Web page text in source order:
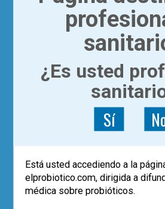
últimos años ha cobrado
humano y su relación
enfermedad
(figura 2)
en cuatro apartados:
autóctona: tu otro yo; hacia
y reconocimiento de
cómo y cuándo se
microbiota; y el
servicio de la medicina.
forma amena pero
numerosas figuras e
complementa con una
recomendadas en
¿Es usted
Sí
Está usted accediendo a la
elprobiotico.com, dirigida a
médica sobre probióticos.